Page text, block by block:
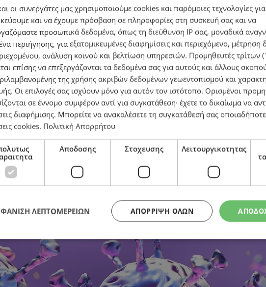
από 2.600 κρούσματα
οι συνεργάτες μας χρησιμοποιούμε cookies και παρόμοιες τεχνολογίες
και να έχουμε πρόσβαση σε πληροφορίες στη συσκευή σας και να
προσωπικά δεδομένα, όπως τη διεύθυνση IP σας, μοναδικά
περιήγησης, για εξατομικευμένες διαφημίσεις και περιεχόμενο, μέτρηση
ανάλυση κοινού και βελτίωση υπηρεσιών. Προμηθευτές τρίτων
επίσης να επεξεργάζονται τα δεδομένα σας για αυτούς και άλλους
της χρήσης ακριβών δεδομένων γεωεντοπισμού και
Οι επιλογές σας ισχύουν μόνο για αυτόν τον ιστότοπο. Ορισμένοι
σε έννομο συμφέρον αντί για συγκατάθεση· έχετε το δικαίωμα να
διαφήμισης. Μπορείτε να ανακαλέσετε τη συγκατάθεσή σας οποιαδήποτε
cookies. Πολιτική Απορρήτου
Αποδοσης Στοχευσης Λειτουργικοτητας
ΑΠΌΡΡΙΨΗ ΌΛΩΝ
ΛΕΠΤΟΜΕΡΕΙΩΝ